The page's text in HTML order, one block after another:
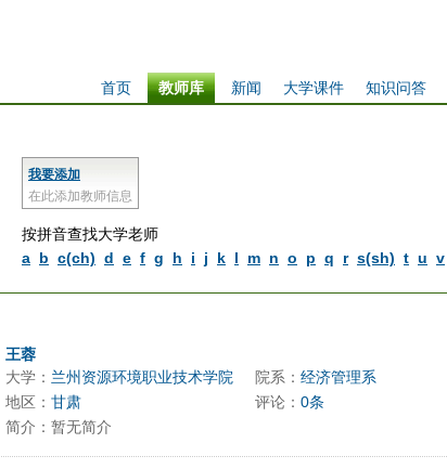
知识问答
大学课件
新闻
教师库
首页
我要添加
在此添加教师信息
按拼音查找大学老师
a b c(ch) d e f g h i j k l m n o p q r s(sh) t u v
王蓉
大学： 兰州资源环境职业技术学院 院系： 经济管理系
地区： 甘肃 评论： 0条
简介：暂无简介